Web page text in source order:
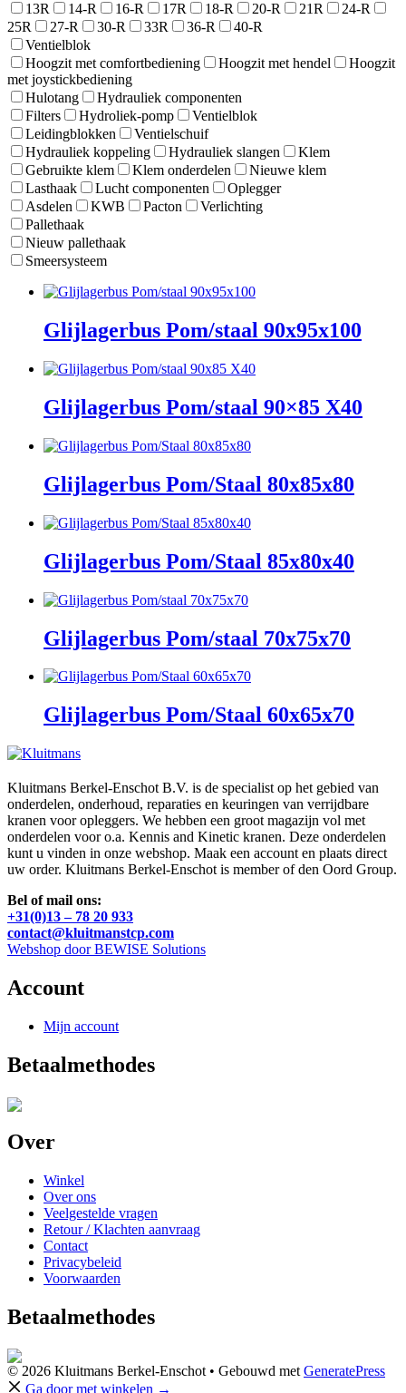
13R
14-R 16-R 17R 18-R 20-R 21R
24-R
25R
27-R 30-R 33R 36-R
40-R
Ventielblok
Hoogzit met comfortbediening
Hoogzit met hendel
Hoogzit
met joystickbediening
Hulotang
Hydrauliek componenten
Filters
Hydroliek-pomp
Ventielblok
Leidingblokken
Ventielschuif
Hydrauliek koppeling
Hydrauliek slangen
Klem
Gebruikte klem
Klem onderdelen
Nieuwe klem
Lasthaak
Lucht componenten
Oplegger
Asdelen
KWB Pacton
Verlichting
Pallethaak
Nieuw pallethaak
Smeersysteem
Glijlagerbus Pom/staal 90x95x100
Glijlagerbus Pom/staal 90×85 X40
Glijlagerbus Pom/Staal 80x85x80
Glijlagerbus Pom/Staal 85x80x40
Glijlagerbus Pom/staal 70x75x70
Glijlagerbus Pom/Staal 60x65x70
Kluitmans Berkel-Enschot B.V. is de specialist op het gebied van
onderdelen, onderhoud, reparaties en keuringen van verrijdbare
kranen voor opleggers. We hebben een groot magazijn vol met
onderdelen voor o.a. Kennis and Kinetic kranen. Deze onderdelen
kunt u vinden in onze webshop. Maak een account en plaats direct
uw order. Kluitmans Berkel-Enschot is member of den Oord Group.
Bel of mail ons:
+31(0)13 – 78 20 933
contact@kluitmanstcp.com
Webshop door BEWISE Solutions
Account
Mijn account
Betaalmethodes
Over
Winkel
Over ons
Veelgestelde vragen
Retour / Klachten aanvraag
Contact
Privacybeleid
Voorwaarden
Betaalmethodes
© 2026 Kluitmans Berkel-Enschot• Gebouwd metGeneratePress
Ga door met winkelen →